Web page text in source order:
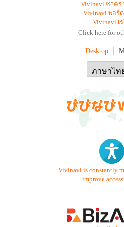
Vivinavi ซาคร
Vivinavi พอร์
Vivinavi เ
Click here for
Desktop
Vivinavi is constantly
improve